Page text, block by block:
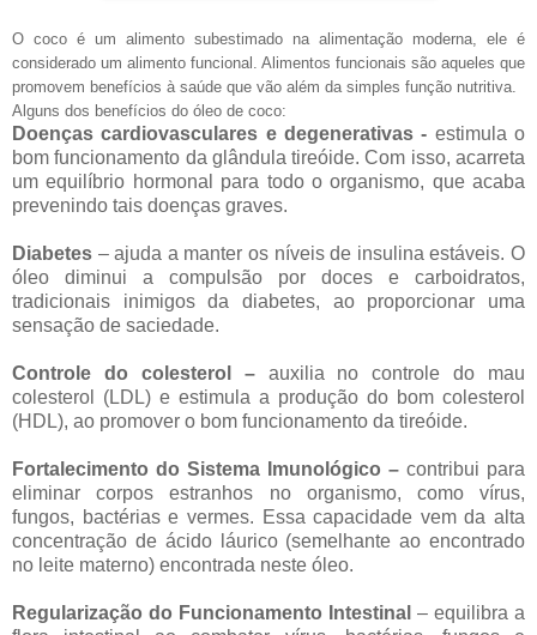
O coco é um alimento subestimado na alimentação moderna, ele é
considerado um alimento funcional. Alimentos funcionais são aqueles que
promovem benefícios à saúde que vão além da simples função nutritiva.
Alguns dos benefícios do óleo de coco:
Doenças cardiovasculares e degenerativas - estimula o
bom funcionamento da glândula tireóide. Com isso, acarreta
um equilíbrio hormonal para todo o organismo, que acaba
prevenindo tais doenças graves.
Diabetes – ajuda a manter os níveis de insulina estáveis. O
óleo diminui a compulsão por doces e carboidratos,
tradicionais inimigos da diabetes, ao proporcionar uma
sensação de saciedade.
Controle do colesterol –auxilia no controle do mau
colesterol (LDL) e estimula a produção do bom colesterol
(HDL), ao promover o bom funcionamento da tireóide.
Fortalecimento do Sistema Imunológico – contribui para
eliminar corpos estranhos no organismo, como vírus,
fungos, bactérias e vermes. Essa capacidade vem da alta
concentração de ácido láurico (semelhante ao encontrado
no leite materno) encontrada neste óleo.
Regularização do Funcionamento Intestinal – equilibra a